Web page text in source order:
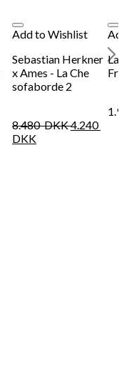
Add to Wishlist
Sebastian Herkner
x Ames - La Che
sofaborde 2
8.480DKK4.240
DKK